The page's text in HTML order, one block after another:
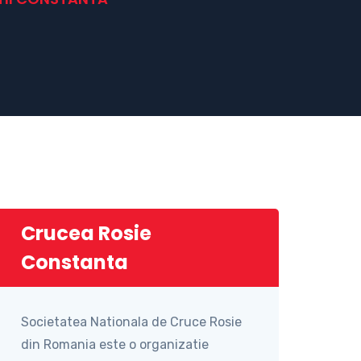
Crucea Rosie
Constanta
Societatea Nationala de Cruce Rosie
din Romania este o organizatie